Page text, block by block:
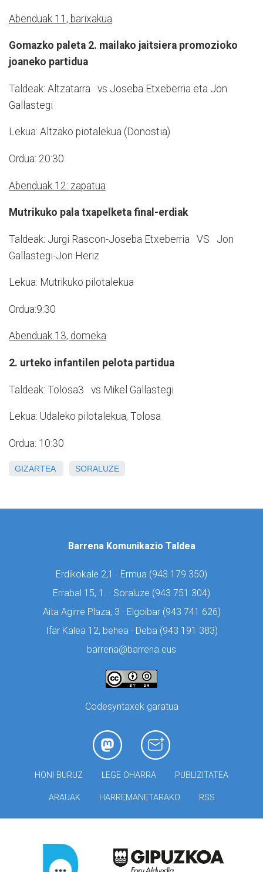
Abenduak 11, barixakua
Gomazko paleta 2. mailako jaitsiera promozioko
joaneko partidua
Taldeak: Altzatarra vs Joseba Etxeberria eta Jon
Gallastegi
Lekua: Altzako piotalekua (Donostia)
Ordua: 20:30
Abenduak 12: zapatua
Mutrikuko pala txapelketa final-erdiak
Taldeak: Jurgi Rascon-Joseba Etxeberria VS Jon
Gallastegi-Jon Heriz
Lekua: Mutrikuko pilotalekua
Ordua:9:30
Abenduak 13, domeka
2. urteko infantilen pelota partidua
Taldeak: Tolosa3 vs Mikel Gallastegi
Lekua: Udaleko pilotalekua, Tolosa
Ordua: 10:30
GIZARTEA SORALUZE
Barrena Komunikazio Taldea
Erdikokale 2,1 · Ermua (943 179 350)
Errabal 15, 1. · Soraluze (943 751 304)
Aita Agirre Plaza, 3 · Elgoibar (943 741 626)
Ifar Kalea 12, behea · Deba (943 191 383)
barrena@barrena.eus
Codesyntaxek garatua
HONI BURUZ LEGE OHARRA PUBLIZITATEA
ARAUAK HARREMANETARAKO RSS